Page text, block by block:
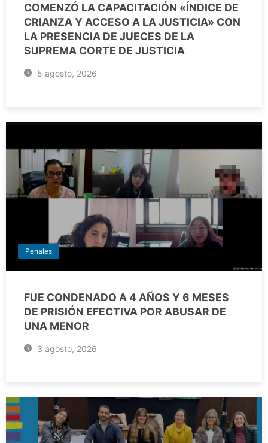
COMENZÓ LA CAPACITACIÓN «ÍNDICE DE
CRIANZA Y ACCESO A LA JUSTICIA» CON
LA PRESENCIA DE JUECES DE LA
SUPREMA CORTE DE JUSTICIA
5 agosto, 2026
Penales
FUE CONDENADO A 4 AÑOS Y 6 MESES
DE PRISIÓN EFECTIVA POR ABUSAR DE
UNA MENOR
3 agosto, 2026